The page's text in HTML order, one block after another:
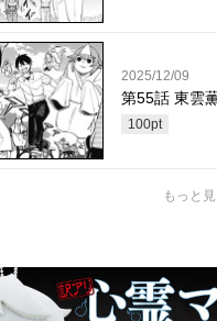
2025/12/09
第55話 東雲
100pt
もっと